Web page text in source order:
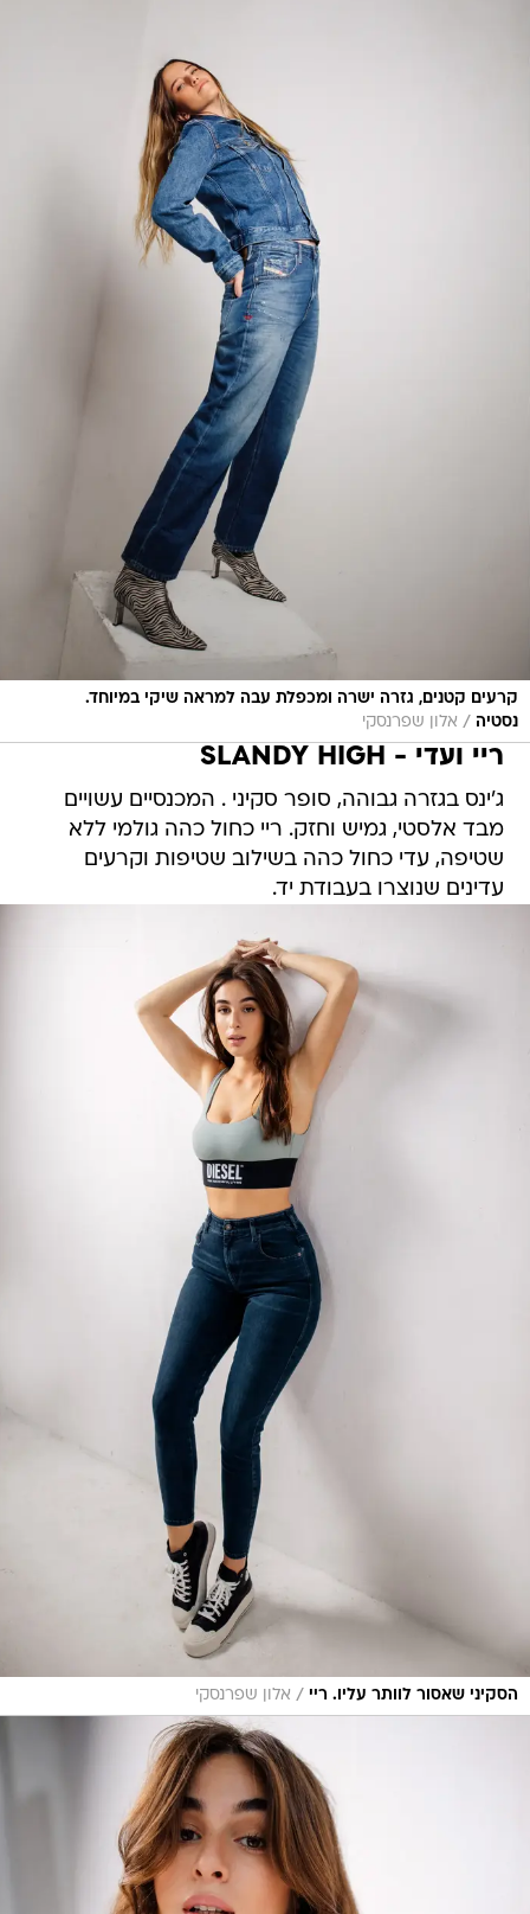
קרעים קטנים, גזרה ישרה ומכפלת עבה למראה שיקי במיוחד.
נסטיה / אלון שפרנסקי
ריי ועדי - SLANDY HIGH
ג'ינס בגזרה גבוהה, סופר סקיני . המכנסיים עשויים
מבד אלסטי, גמיש וחזק. ריי כחול כהה גולמי ללא
שטיפה, עדי כחול כהה בשילוב שטיפות וקרעים
עדינים שנוצרו בעבודת יד.
הסקיני שאסור לוותר עליו. ריי / אלון שפרנסקי